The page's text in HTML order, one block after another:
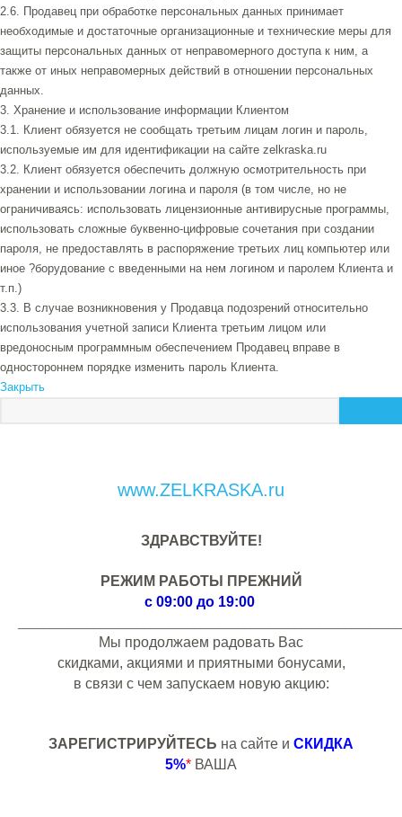
2.6. Продавец при обработке персональных данных принимает
необходимые и достаточные организационные и технические меры для
защиты персональных данных от неправомерного доступа к ним, а
также от иных неправомерных действий в отношении персональных
данных.
3. Хранение и использование информации Клиентом
3.1. Клиент обязуется не сообщать третьим лицам логин и пароль,
используемые им для идентификации на сайте zelkraska.ru
3.2. Клиент обязуется обеспечить должную осмотрительность при
хранении и использовании логина и пароля (в том числе, но не
ограничиваясь: использовать лицензионные антивирусные программы,
использовать сложные буквенно-цифровые сочетания при создании
пароля, не предоставлять в распоряжение третьих лиц компьютер или
иное ?борудование с введенными на нем логином и паролем Клиента и
т.п.)
3.3. В случае возникновения у Продавца подозрений относительно
использования учетной записи Клиента третьим лицом или
вредоносным программным обеспечением Продавец вправе в
одностороннем порядке изменить пароль Клиента.
Закрыть
www.ZELKRASKA.ru
ЗДРАВСТВУЙТЕ!
РЕЖИМ РАБОТЫ ПРЕЖНИЙ
с 09:00 до 19:00
Мы продолжаем радовать Вас
скидками, акциями и приятными бонусами,
в связи с чем запускаем новую акцию:
ЗАРЕГИСТРИРУЙТЕСЬ на сайте и СКИДКА
5%* ВАША